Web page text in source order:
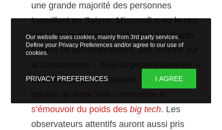
une grande majorité des personnes
travaillant en Suisse. Microsoft a eu le nez
creux en investissant près de 13 milliards
$ dans ce développement, son avance sur
étant désormais écrasante. Mêmela
s’émouvoir du poids des big tech. Les
observateurs attentifs auront aussi pris
Our website uses cookies, mainly from 3rd party services.
Define your Privacy Preferences and/or agree to our use of
cookies.
PRIVACY PREFERENCES I AGREE